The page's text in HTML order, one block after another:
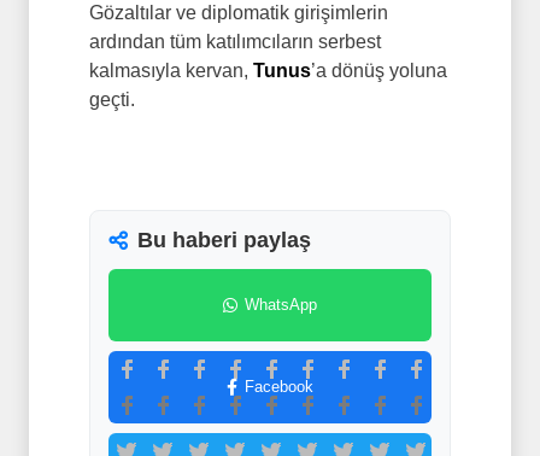
Gözaltılar ve diplomatik girişimlerin
ardından tüm katılımcıların serbest
kalmasıyla kervan, Tunus’a dönüş yoluna
geçti.
Bu haberi paylaş
WhatsApp
Facebook